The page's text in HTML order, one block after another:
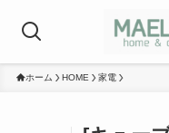
ホーム HOME 家電